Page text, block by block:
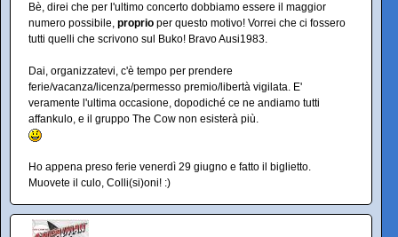
Bè, direi che per l'ultimo concerto dobbiamo essere il maggior
numero possibile, proprio per questo motivo! Vorrei che ci fossero
tutti quelli che scrivono sul Buko! Bravo Ausi1983.
Dai, organizzatevi, c'è tempo per prendere
ferie/vacanza/licenza/permesso premio/libertà vigilata. E'
veramente l'ultima occasione, dopodiché ce ne andiamo tutti
affankulo, e il gruppo The Cow non esisterà più.
Ho appena preso ferie venerdì 29 giugno e fatto il biglietto.
Muovete il culo, Colli(si)oni! :)